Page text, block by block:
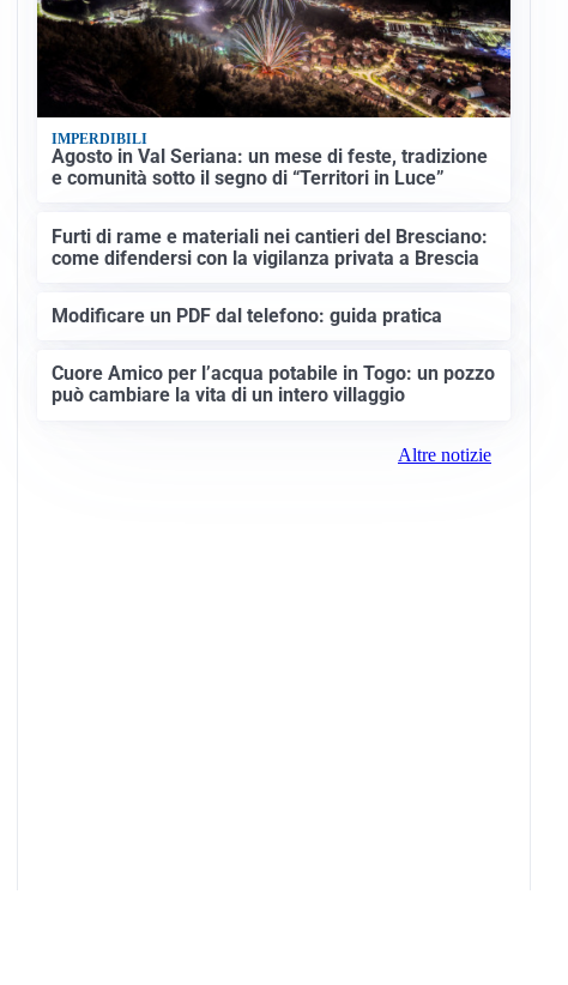
IMPERDIBILI
Agosto in Val Seriana: un mese di feste, tradizione
e comunità sotto il segno di “Territori in Luce”
Furti di rame e materiali nei cantieri del Bresciano:
come difendersi con la vigilanza privata a Brescia
Modificare un PDF dal telefono: guida pratica
Cuore Amico per l’acqua potabile in Togo: un pozzo
può cambiare la vita di un intero villaggio
Altre notizie